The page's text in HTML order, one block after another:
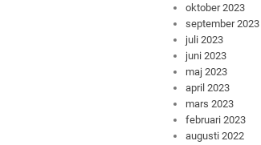
oktober 2023
september 2023
juli 2023
juni 2023
maj 2023
april 2023
mars 2023
februari 2023
augusti 2022